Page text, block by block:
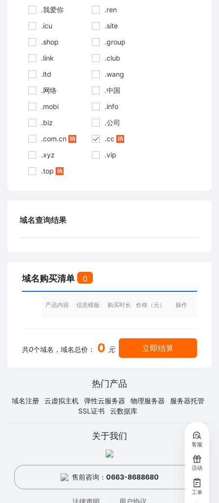
.我爱你
.ren
.icu
.site
.shop
.group
.link
.club
.ltd
.wang
.网络
.中国
.mobi
.info
.biz
.公司
.com.cn
.cc
.xyz
.vip
.top
域名查询结果
域名购买清单 0
产品内容 信息模板 购买时长 价格（元） 操作
共0个域名，域名总价： 0 元 立即结算
热门产品
域名注册 云虚拟主机 弹性云服务器 物理服务器
服务器托管
SSL证书
云数据库
关于我们
售前咨询： 0663-8688680
法律声明 用户协议
客服
活动
工单